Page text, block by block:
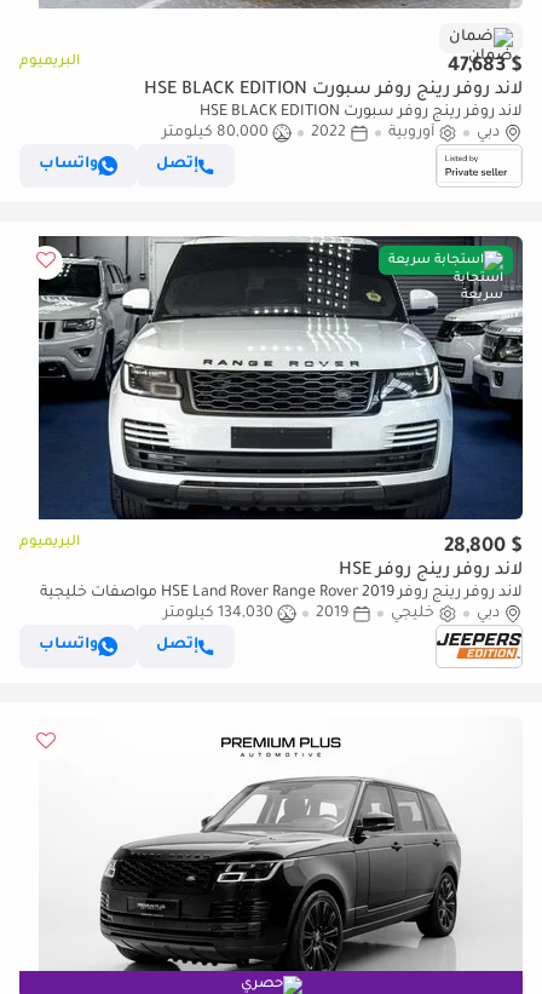
ضمان
$ 47,683 البريميوم
لاند روفر رينج روفر سبورت HSE BLACK EDITION
لاند روفر رينج روفر سبورت HSE BLACK EDITION
دبي
أوروبية 2022
80,000 كيلومتر
إتصل
واتساب
استجابة سريعة
$ 28,800 البريميوم
لاند روفر رينج روفر HSE
لاند روفر رينج روفر HSE Land Rover Range Rover 2019 مواصفات خليجية
دبي
خليجي 2019
134,030 كيلومتر
إتصل
واتساب
حصري